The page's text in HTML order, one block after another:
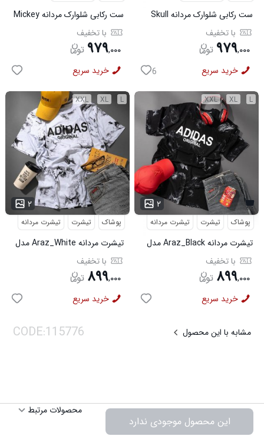
محصولات مرتبط
این محصول موجودی ندارد
ست رکابی شلوارک مردانه Mickey
مدل 3996 با تخفیف
۹۷۹,۰۰۰
خرید سریع
ست رکابی شلوارک مردانه Skull
مدل 3995 با تخفیف
۹۷۹,۰۰۰
خرید سریع 6
L
XL
XXL
۲ ...
پوشاک تیشرت تیشرت مردانه
تیشرت مردانه Araz_White مدل
3992با تخفیف
۸۹۹,۰۰۰
خرید سریع
L
XL
XXL
۲
پوشاک تیشرت تیشرت مردانه
تیشرت مردانه Araz_Black مدل
3991با تخفیف
۸۹۹,۰۰۰
خرید سریع
مشابه با این محصول